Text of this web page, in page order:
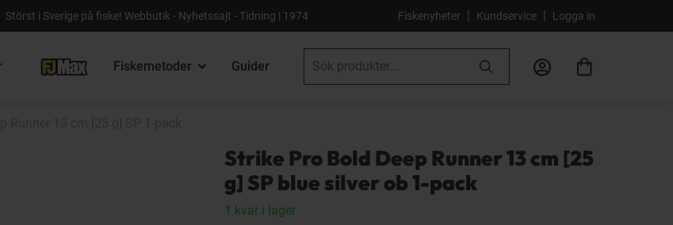
Störst i Sverige på fiske! Webbutik - Nyhetssajt - Tidning | 1974 Fiskenyheter | Kundservice | Logga in
Fiskemetoder Guider
Strike Pro Bold Deep Runner 13 cm [25
g] SP blue silver ob 1-pack
1 kvar i lager